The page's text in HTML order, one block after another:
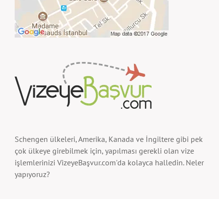
Schengen ülkeleri, Amerika, Kanada ve İngiltere gibi pek
çok ülkeye girebilmek için, yapılması gerekli olan vize
işlemlerinizi VizeyeBaşvur.com'da kolayca halledin. Neler
yapıyoruz?